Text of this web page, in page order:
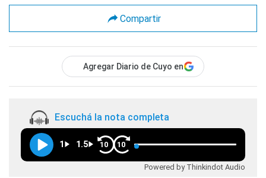
Compartir
Agregar Diario de Cuyo en
Escuchá la nota completa
1 1.5 10 10
Powered by Thinkindot Audio